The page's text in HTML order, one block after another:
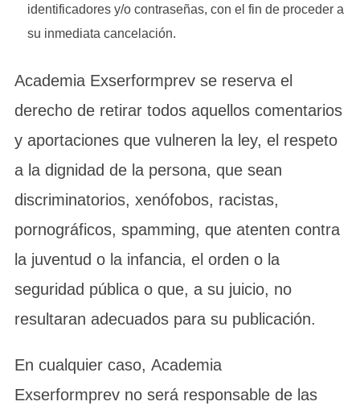
identificadores y/o contraseñas, con el fin de proceder a
su inmediata cancelación.
Academia Exserformprev se reserva el
derecho de retirar todos aquellos comentarios
y aportaciones que vulneren la ley, el respeto
a la dignidad de la persona, que sean
discriminatorios, xenófobos, racistas,
pornográficos, spamming, que atenten contra
la juventud o la infancia, el orden o la
seguridad pública o que, a su juicio, no
resultaran adecuados para su publicación.
En cualquier caso, Academia
Exserformprev no será responsable de las